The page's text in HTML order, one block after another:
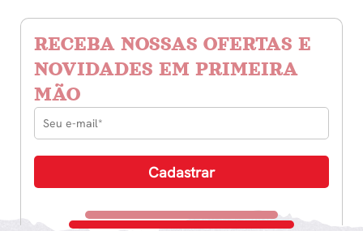
RECEBA NOSSAS OFERTAS E
NOVIDADES EM PRIMEIRA
MÃO